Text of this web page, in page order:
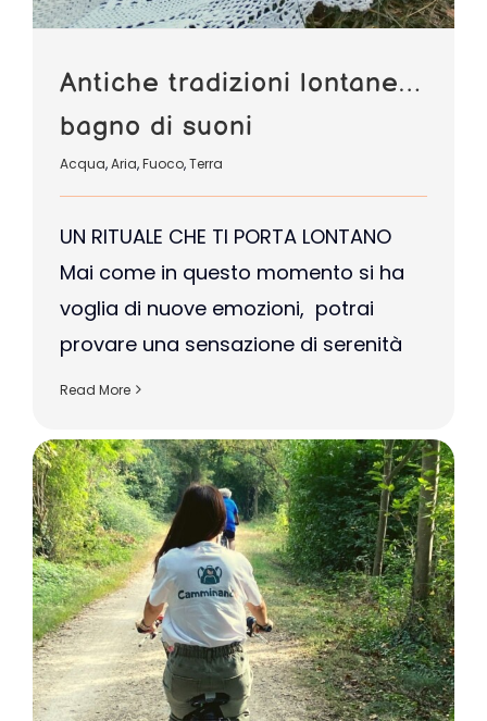
Antiche tradizioni lontane…
bagno di suoni
Acqua,Aria,Fuoco,Terra
UN RITUALE CHE TI PORTA LONTANO
Mai come in questo momento si ha
voglia di nuove emozioni, potrai
provare una sensazione di serenità
Read More